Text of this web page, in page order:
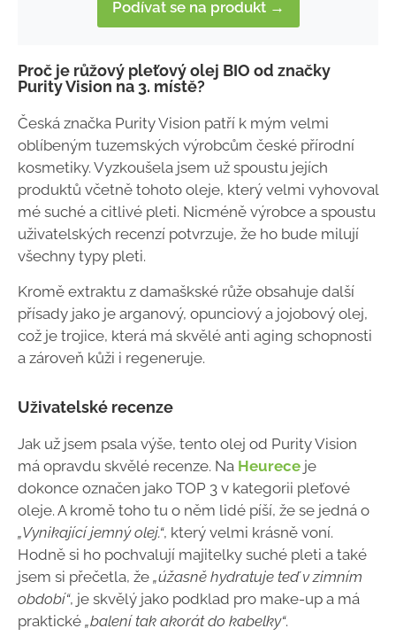
Podívat se na produkt →
Proč je růžový pleťový olej BIO od značky
Purity Vision na 3. místě?
Česká značka Purity Vision patří k mým velmi
oblíbeným tuzemských výrobcům české přírodní
kosmetiky. Vyzkoušela jsem už spoustu jejích
produktů včetně tohoto oleje, který velmi vyhovoval
mé suché a citlivé pleti. Nicméně výrobce a spoustu
uživatelských recenzí potvrzuje, že ho bude milují
všechny typy pleti.
Kromě extraktu z damaškské růže obsahuje další
přísady jako je arganový, opunciový a jojobový olej,
což je trojice, která má skvělé anti aging schopnosti
a zároveň kůži i regeneruje.
Uživatelské recenze
Jak už jsem psala výše, tento olej od Purity Vision
má opravdu skvělé recenze. Na Heurece je
dokonce označen jako TOP 3 v kategorii pleťové
oleje. A kromě toho tu o něm lidé píší, že se jedná o
„Vynikající jemný olej.“, který velmi krásně voní.
Hodně si ho pochvalují majitelky suché pleti a také
jsem si přečetla, že „úžasně hydratuje teď v zimním
období“, je skvělý jako podklad pro make-up a má
praktické „balení tak akorát do kabelky“.